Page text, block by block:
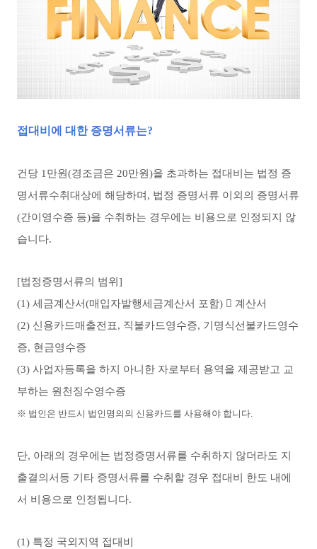
접대비에 대한 증명서류는?
건당 1만원(경조금은 20만원)을 초과하는 접대비는 법정 증
명서류수취대상에 해당하며, 법정 증명서류 이외의 증명서류
(간이영수증 등)을 수취하는 경우에는 비용으로 인정되지 않
습니다.
[법정증명서류의 범위]
(1) 세금계산서(매입자발행세금계산서 포함)  계산서
(2) 신용카드매출전표, 직불카드영수증, 기명식선불카드영수
증, 현금영수증
(3) 사업자등록을 하지 아니한 자로부터 용역을 제공받고 교
부하는 원천징수영수증
※ 법인은 반드시 법인명의의 신용카드를 사용해야 합니다.
단, 아래의 경우에는 법정증명서류를 수취하지 않더라도 지
출결의서등 기타 증명서류를 수취할 경우 접대비 한도 내에
서 비용으로 인정됩니다.
(1) 특정 국외지역 접대비